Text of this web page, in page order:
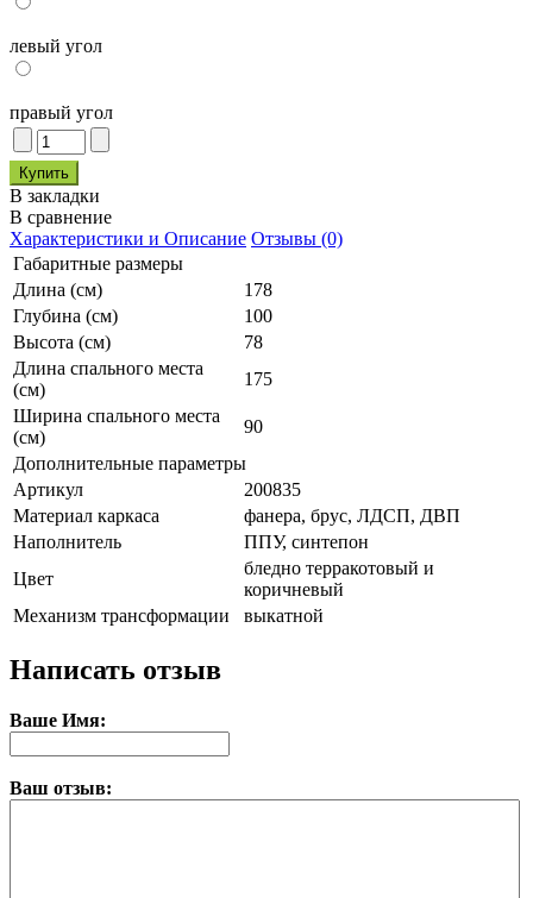
левый угол
правый угол
В закладки
В сравнение
Характеристики и Описание Отзывы (0)
Габаритные размеры
Длина (см)
178
Глубина (см)
100
Высота (см)
78
Длина спального места
(см)
175
Ширина спального места
(см)
90
Дополнительные параметры
Артикул
200835
Материал каркаса
фанера, брус, ЛДСП, ДВП
Наполнитель
ППУ, синтепон
Цвет
бледно терракотовый и
коричневый
Механизм трансформации
выкатной
Написать отзыв
Ваше Имя:
Ваш отзыв: